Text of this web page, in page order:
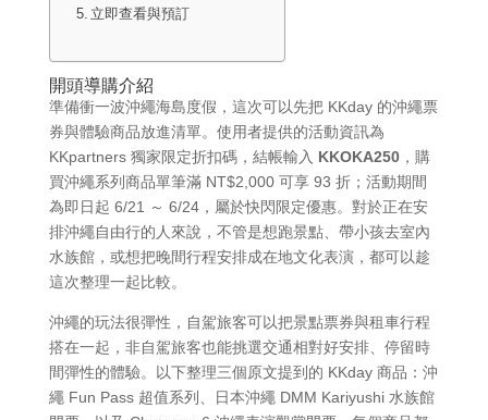
立即查看與預訂
開頭導購介紹
準備衝一波沖繩海島度假，這次可以先把 KKday 的沖繩票
券與體驗商品放進清單。使用者提供的活動資訊為
KKpartners 獨家限定折扣碼，結帳輸入 KKOKA250，購
買沖繩系列商品單筆滿 NT$2,000 可享 93 折；活動期間
為即日起 6/21 ～ 6/24，屬於快閃限定優惠。對於正在安
排沖繩自由行的人來說，不管是想跑景點、帶小孩去室內
水族館，或想把晚間行程安排成在地文化表演，都可以趁
這次整理一起比較。
沖繩的玩法很彈性，自駕旅客可以把景點票券與租車行程
搭在一起，非自駕旅客也能挑選交通相對好安排、停留時
間彈性的體驗。以下整理三個原文提到的 KKday 商品：沖
繩 Fun Pass 超值系列、日本沖繩 DMM Kariyushi 水族館